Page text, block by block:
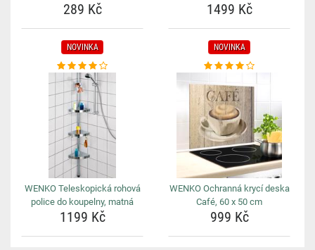
289 Kč 1499 Kč
NOVINKA
WENKO Teleskopická rohová
police do koupelny, matná
1199 Kč
NOVINKA
WENKO Ochranná krycí deska
Café, 60 x 50 cm
999 Kč